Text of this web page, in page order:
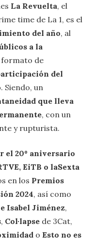
La Revuelta, el
time de La 1, es el
del año, al
a la
formato de
del
. Siendo, un
que lleva
, con un
y rupturista.
el 20º aniversario
EiTB o laSexta
en los Premios
2024, así como
Isabel Jiménez,
, Col·lapse de 3Cat,
o Esto no es